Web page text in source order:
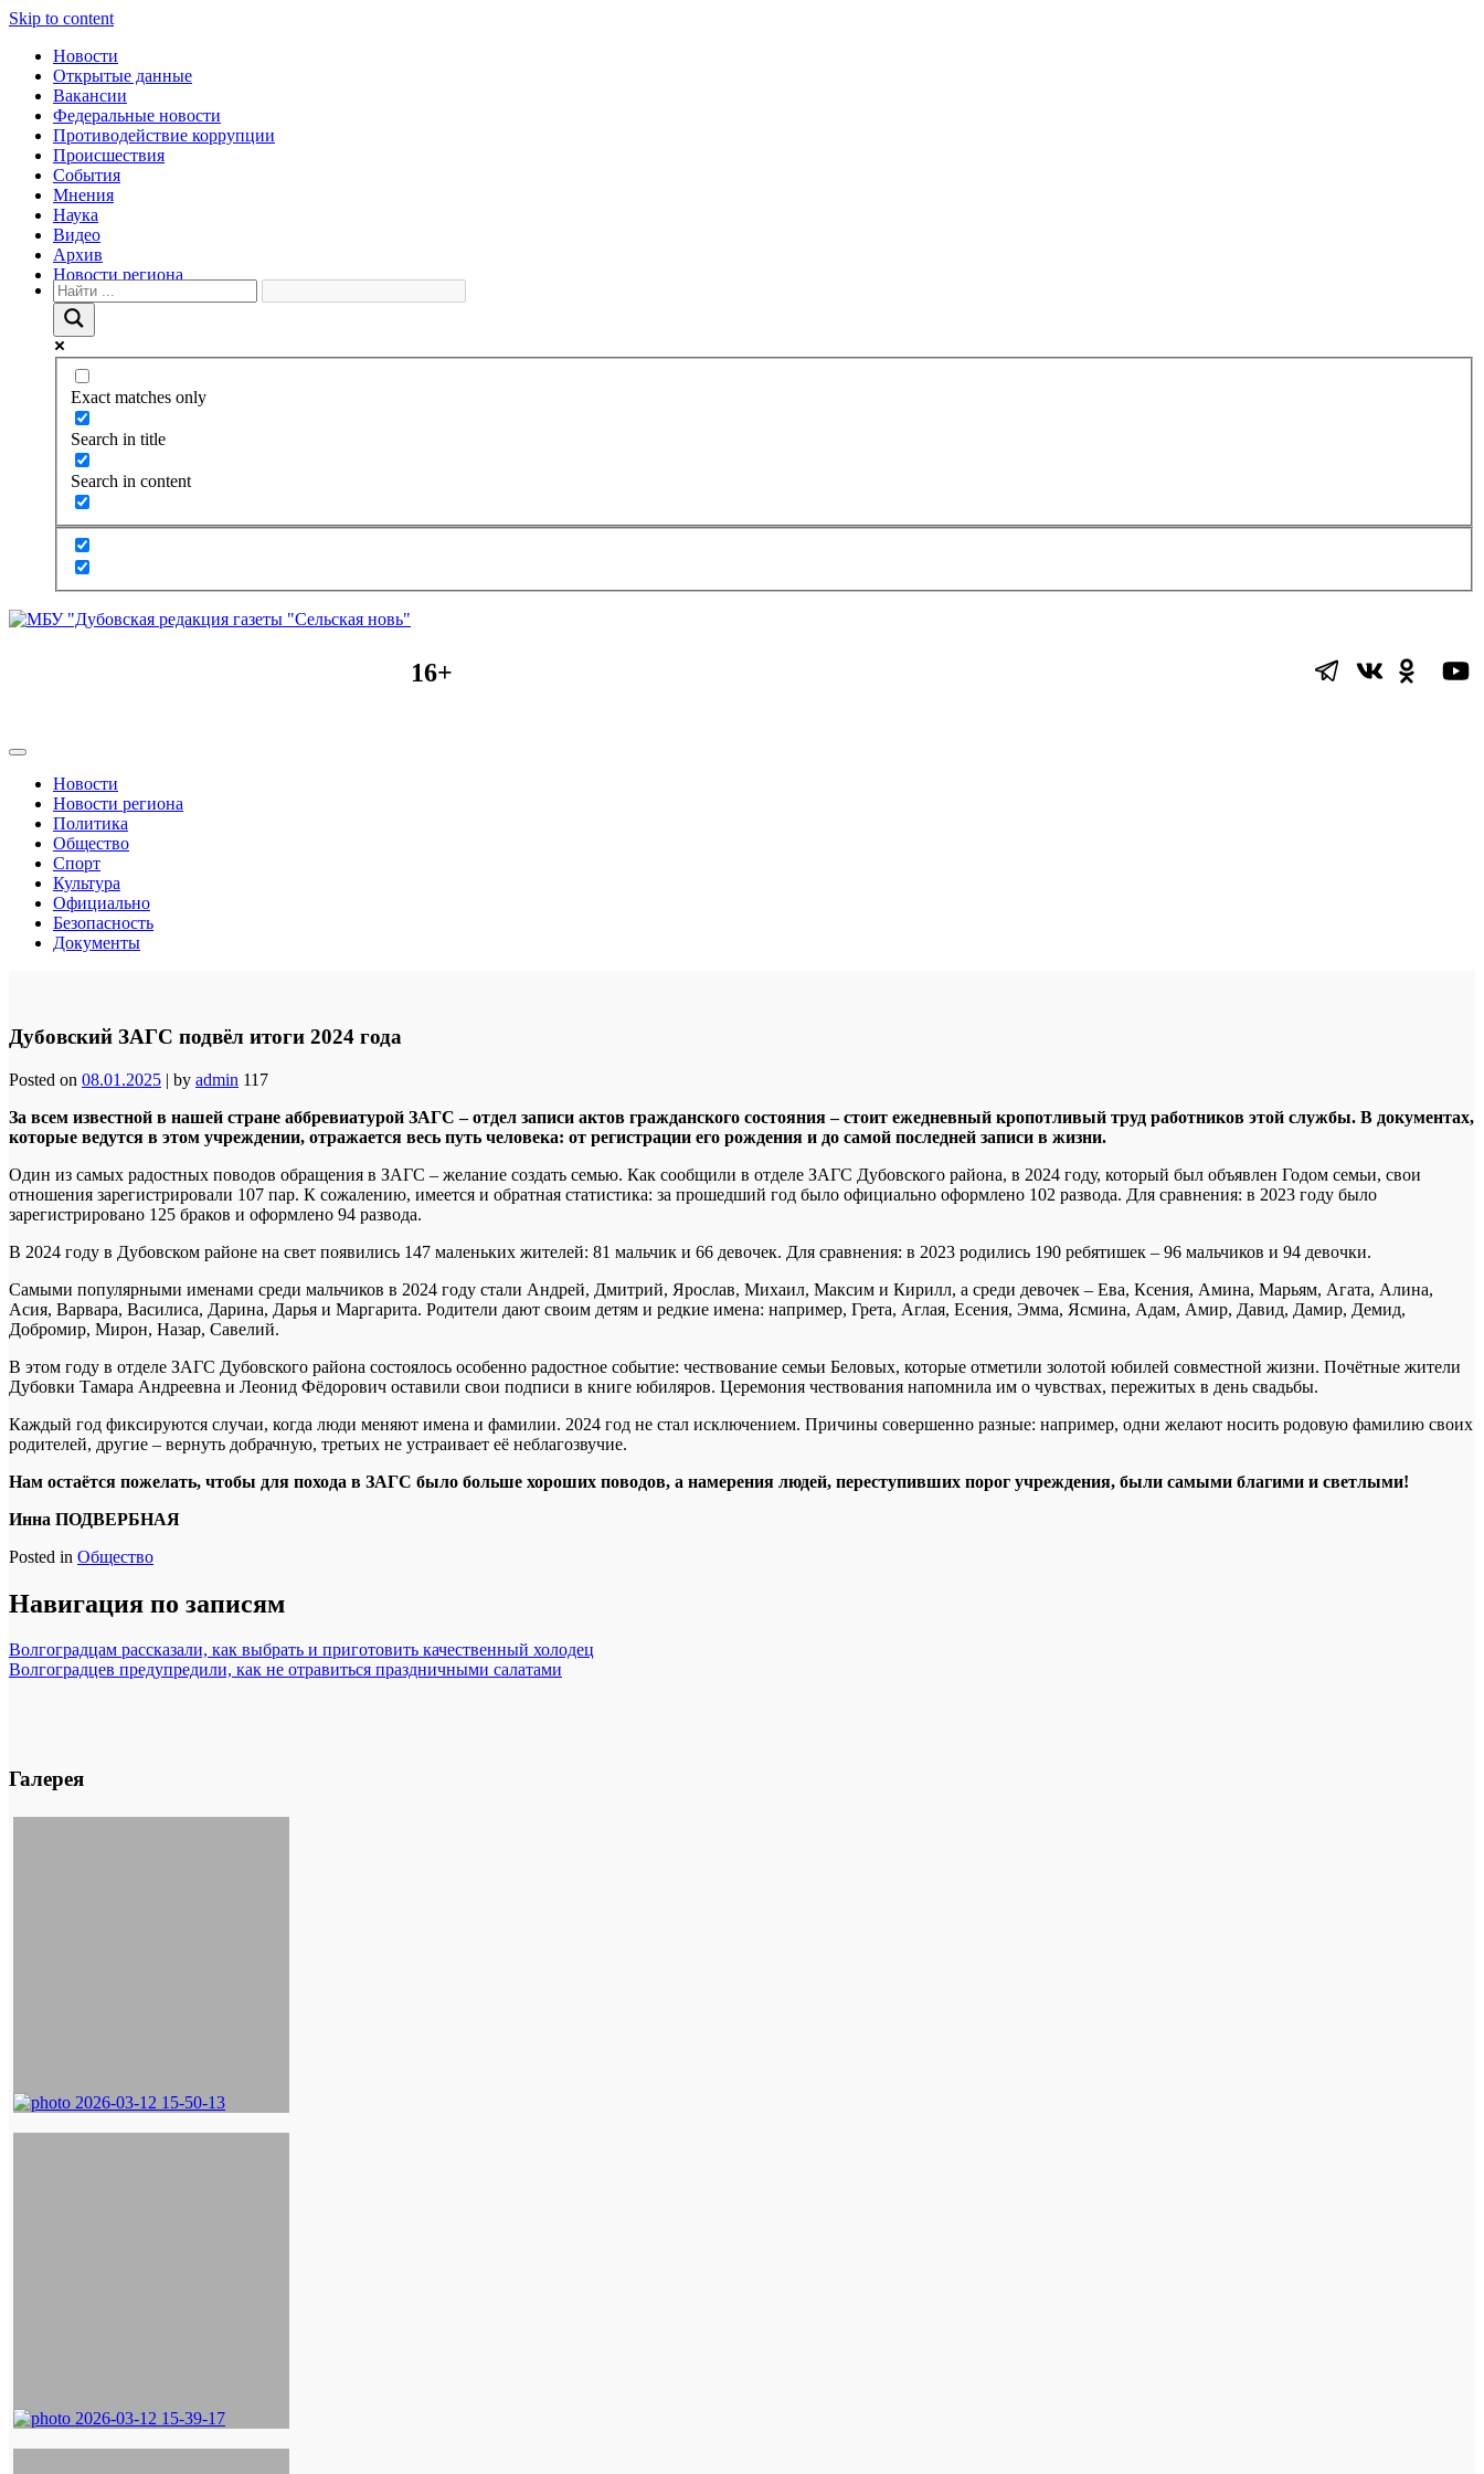
Skip to content
Новости
Открытые данные
Вакансии
Федеральные новости
Противодействие коррупции
Происшествия
События
Мнения
Наука
Видео
Архив
Новости региона
Exact matches only
Search in title
Search in content
16+
Новости
Новости региона
Политика
Общество
Спорт
Культура
Официально
Безопасность
Документы
Дубовский ЗАГС подвёл итоги 2024 года
Posted on 08.01.2025 | by admin 117
За всем известной в нашей стране аббревиатурой ЗАГС – отдел записи актов гражданского состояния – стоит ежедневный кропотливый труд работников этой службы. В документах,
которые ведутся в этом учреждении, отражается весь путь человека: от регистрации его рождения и до самой последней записи в жизни.
Один из самых радостных поводов обращения в ЗАГС – желание создать семью. Как сообщили в отделе ЗАГС Дубовского района, в 2024 году, который был объявлен Годом семьи, свои
отношения зарегистрировали 107 пар. К сожалению, имеется и обратная статистика: за прошедший год было официально оформлено 102 развода. Для сравнения: в 2023 году было
зарегистрировано 125 браков и оформлено 94 развода.
В 2024 году в Дубовском районе на свет появились 147 маленьких жителей: 81 мальчик и 66 девочек. Для сравнения: в 2023 родились 190 ребятишек – 96 мальчиков и 94 девочки.
Самыми популярными именами среди мальчиков в 2024 году стали Андрей, Дмитрий, Ярослав, Михаил, Максим и Кирилл, а среди девочек – Ева, Ксения, Амина, Марьям, Агата, Алина,
Асия, Варвара, Василиса, Дарина, Дарья и Маргарита. Родители дают своим детям и редкие имена: например, Грета, Аглая, Есения, Эмма, Ясмина, Адам, Амир, Давид, Дамир, Демид,
Добромир, Мирон, Назар, Савелий.
В этом году в отделе ЗАГС Дубовского района состоялось особенно радостное событие: чествование семьи Беловых, которые отметили золотой юбилей совместной жизни. Почётные жители
Дубовки Тамара Андреевна и Леонид Фёдорович оставили свои подписи в книге юбиляров. Церемония чествования напомнила им о чувствах, пережитых в день свадьбы.
Каждый год фиксируются случаи, когда люди меняют имена и фамилии. 2024 год не стал исключением. Причины совершенно разные: например, одни желают носить родовую фамилию своих
родителей, другие – вернуть добрачную, третьих не устраивает её неблагозвучие.
Нам остаётся пожелать, чтобы для похода в ЗАГС было больше хороших поводов, а намерения людей, переступивших порог учреждения, были самыми благими и светлыми!
Инна ПОДВЕРБНАЯ
Posted in Общество
Навигация по записям
Волгоградцам рассказали, как выбрать и приготовить качественный холодец
Волгоградцев предупредили, как не отравиться праздничными салатами
Галерея